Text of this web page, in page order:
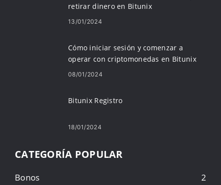
retirar dinero en Bitunix
13/01/2024
Cómo iniciar sesión y comenzar a
operar con criptomonedas en Bitunix
08/01/2024
Bitunix Registro
18/01/2024
CATEGORÍA POPULAR
Bonos
2